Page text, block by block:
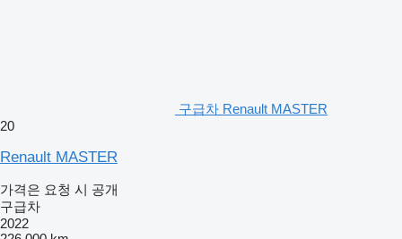
구급차 Renault MASTER
20
Renault MASTER
가격은 요청 시 공개
구급차
2022